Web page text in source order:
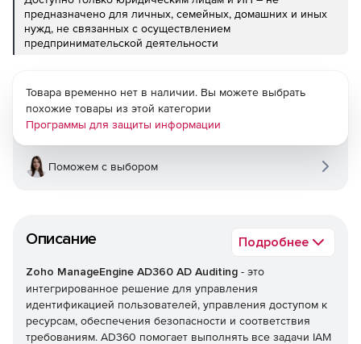
предназначено для личных, семейных, домашних и иных
нужд, не связанных с осуществлением
предпринимательской деятельности
Описание Подробнее
Zoho ManageEngine AD360 AD Auditing - это
интегрированное решение для управления
идентификацией пользователей, управления доступом к
ресурсам, обеспечения безопасности и соответствия
требованиям. AD360 помогает выполнять все задачи IAM
Товара временно нет в наличии. Вы можете выбрать
похожие товары из этой категории
Программы для защиты информации
Поможем с выбором